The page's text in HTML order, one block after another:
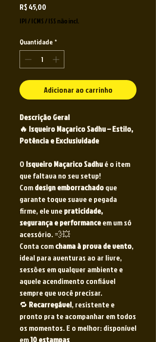
R$ 45,00
IPI / ICMS / ISS não incl.
Quantidade *
Adicionar ao carrinho
Descrição Geral
🔥 Isqueiro Maçarico Sadhu – Estilo,
Potência e Exclusividade
O Isqueiro Maçarico Sadhué o item
que faltava no seu setup!
Comdesign emborrachadoque
garante toque suave e pegada
firme, ele unepraticidade,
segurança e performanceem um só
acessório. 💨💥
Conta comchama à prova de vento,
ideal para aventuras ao ar livre,
sessões em qualquer ambiente e
aquele acendimento confiável
sempre que você precisar.
🔁 Recarregável, resistente e
pronto pra te acompanhar em todos
os momentos. E o melhor: disponível
em10 estampas